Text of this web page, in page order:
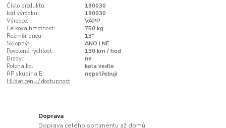
Číslo produktu:
190030
kód výrobku:
190030
Výrobce:
VAPP
Celková hmotnost:
750 kg
Rozměr pneu:
13"
Sklopný:
ANO i NE
Povolená rychlost:
130 km / hod
Brzdy:
ne
Poloha kol:
kola vedle
ŘP skupina E:
nepotřebuji
Hlídat cenu / dostupnost
Doprava
Doprava celého sortimentu až domů